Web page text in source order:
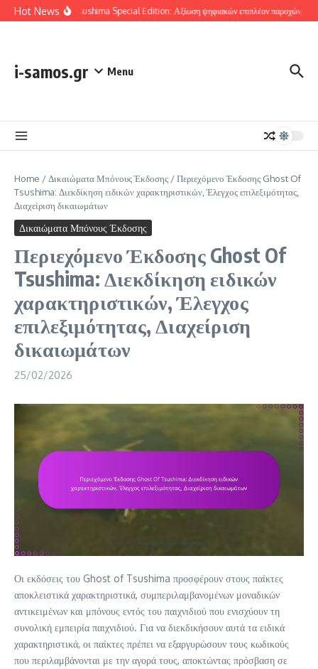
Skip to content
Hot News
Ghost Of Tsushima Special Edition: Αξίωση ψηφιακών επιπλέον παροχών,
i-samos.gr Menu
Home / Δικαιώματα Μπόνους Έκδοσης /Περιεχόμενο Έκδοσης Ghost Of
Tsushima: Διεκδίκηση ειδικών χαρακτηριστικών, Έλεγχος επιλεξιμότητας,
Διαχείριση δικαιωμάτων
Δικαιώματα Μπόνους Έκδοσης
Περιεχόμενο Έκδοσης Ghost Of
Tsushima: Διεκδίκηση ειδικών
χαρακτηριστικών, Έλεγχος
επιλεξιμότητας, Διαχείριση
δικαιωμάτων
25/02/2026
Οι εκδόσεις του Ghost of Tsushima προσφέρουν στους παίκτες
αποκλειστικά χαρακτηριστικά, συμπεριλαμβανομένων μοναδικών
αντικειμένων και μπόνους εντός του παιχνιδιού που ενισχύουν τη
συνολική εμπειρία παιχνιδιού. Για να διεκδικήσουν αυτά τα ειδικά
χαρακτηριστικά, οι παίκτες πρέπει να εξαργυρώσουν τους κωδικούς
που περιλαμβάνονται με την αγορά τους, αποκτώντας πρόσβαση σε